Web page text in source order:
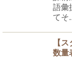
語彙
てそ
【
数量